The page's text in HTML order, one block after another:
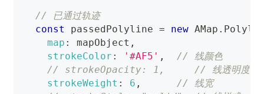
// 已通过轨迹
const
passedPolyline = new AMap .
map : mapObject ,
strokeColor : '#AF5' ,
// 线颜色
// strokeOpacity: 1,     // 线透明度
strokeWeight : 6 ,
// 线宽